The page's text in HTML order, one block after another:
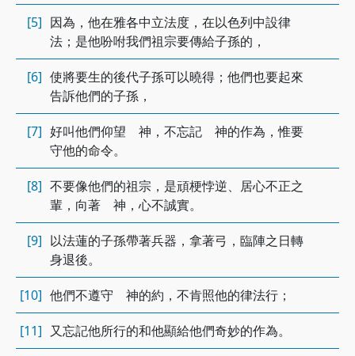
[5] 因為，他在雅各中立法度，在以色列中設律
法；是他吩咐我們祖宗要傳給子孫的，
[6] 使將要生的後代子孫可以曉得；他們也要起來
告訴他們的子孫，
[7] 好叫他們仰望 神，不忘記 神的作為，惟要
守他的命令。
[8] 不要像他們的祖宗，是頑梗悖逆、居心不正之
輩，向著 神，心不誠實。
[9] 以法蓮的子孫帶著兵器，拿著弓，臨陣之日轉
身退後。
[10] 他們不遵守 神的約，不肯照他的律法行；
[11] 又忘記他所行的和他顯給他們奇妙的作為。